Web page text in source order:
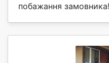
побажання замовника!